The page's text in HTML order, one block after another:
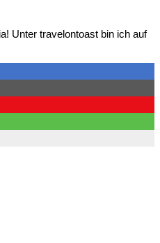
Unter travelontoast bin ich auf